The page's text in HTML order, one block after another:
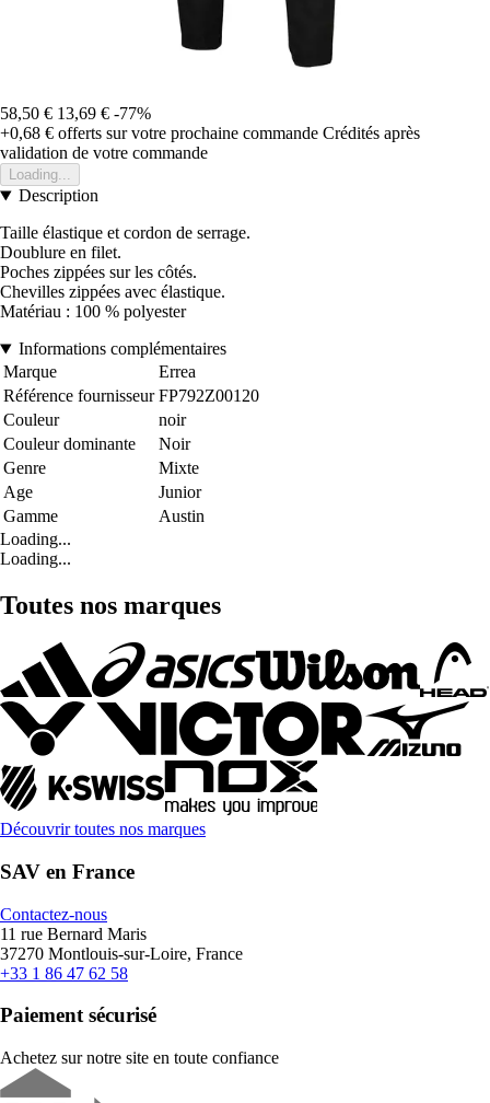
58,50 € 13,69 € -77%
+0,68 € offerts sur votre prochaine commande Crédités après
validation de votre commande
Loading...
Description
Taille élastique et cordon de serrage.
Doublure en filet.
Poches zippées sur les côtés.
Chevilles zippées avec élastique.
Matériau : 100 % polyester
Informations complémentaires
Marque
Errea
Référence fournisseur FP792Z00120
Couleur
noir
Couleur dominante
Noir
Genre
Mixte
Age
Junior
Gamme
Austin
Loading...
Loading...
Toutes nos marques
Découvrir toutes nos marques
SAV en France
Contactez-nous
11 rue Bernard Maris
37270 Montlouis-sur-Loire, France
+33 1 86 47 62 58
Paiement sécurisé
Achetez sur notre site en toute confiance